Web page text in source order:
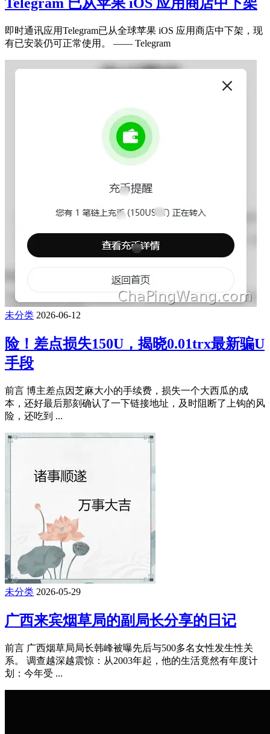
即时通讯应用Telegram已从全球苹果 iOS 应用商店中下架，现
有已安装仍可正常使用。 —— Telegram
未分类 2026-06-12
险！差点损失150U，揭晓0.01trx最新骗U
手段
前言 博主差点因芝麻大小的手续费，损失一个大西瓜的成
本，还好最后那刻确认了一下链接地址，及时阻断了上钩的风
险，还吃到 ...
未分类 2026-05-29
广西来宾烟草局的副局长分享的日记
前言 广西烟草局局长韩峰被曝先后与500多名女性发生性关
系。 调查越深越震惊：从2003年起，他的生活竟然有年度计
划：今年受 ...